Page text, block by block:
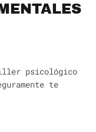
psicológico
te